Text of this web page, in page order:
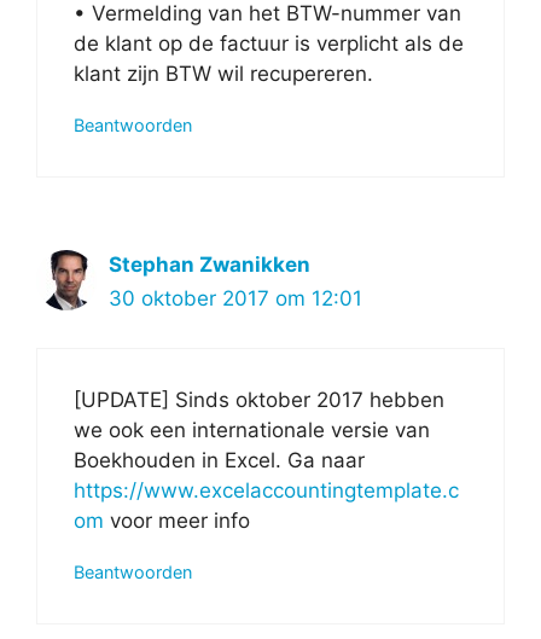
• Vermelding van het BTW-nummer van
de klant op de factuur is verplicht als de
klant zijn BTW wil recupereren.
Beantwoorden
Stephan Zwanikken
30 oktober 2017 om 12:01
[UPDATE] Sinds oktober 2017 hebben
we ook een internationale versie van
Boekhouden in Excel. Ga naar
https://www.excelaccountingtemplate.c
om voor meer info
Beantwoorden